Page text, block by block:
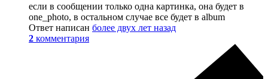
если в сообщении только одна картинка, она будет в
one_photo, в остальном случае все будет в album
Ответ написан более двух лет назад
2 комментария